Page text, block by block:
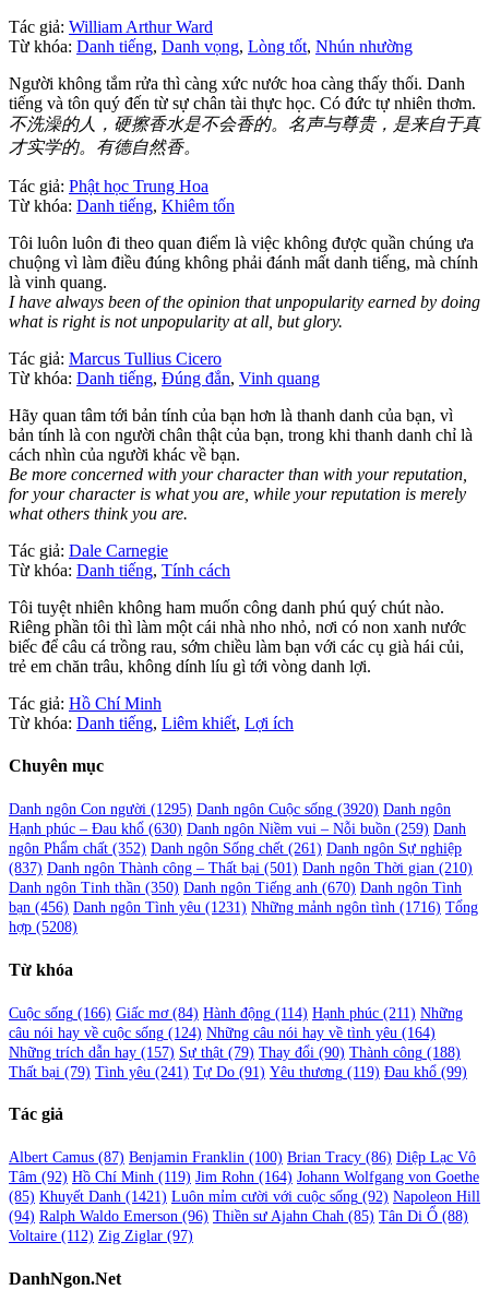
Tác giả: William Arthur Ward
Từ khóa: Danh tiếng, Danh vọng, Lòng tốt, Nhún nhường
Người không tắm rửa thì càng xức nước hoa càng thấy thối. Danh
tiếng và tôn quý đến từ sự chân tài thực học. Có đức tự nhiên thơm.
不洗澡的人，硬擦香水是不会香的。名声与尊贵，是来自于真
才实学的。有德自然香。
Tác giả: Phật học Trung Hoa
Từ khóa: Danh tiếng, Khiêm tốn
Tôi luôn luôn đi theo quan điểm là việc không được quần chúng ưa
chuộng vì làm điều đúng không phải đánh mất danh tiếng, mà chính
là vinh quang.
I have always been of the opinion that unpopularity earned by doing
what is right is not unpopularity at all, but glory.
Tác giả: Marcus Tullius Cicero
Từ khóa: Danh tiếng, Đúng đắn, Vinh quang
Hãy quan tâm tới bản tính của bạn hơn là thanh danh của bạn, vì
bản tính là con người chân thật của bạn, trong khi thanh danh chỉ là
cách nhìn của người khác về bạn.
Be more concerned with your character than with your reputation,
for your character is what you are, while your reputation is merely
what others think you are.
Tác giả: Dale Carnegie
Từ khóa: Danh tiếng, Tính cách
Tôi tuyệt nhiên không ham muốn công danh phú quý chút nào.
Riêng phần tôi thì làm một cái nhà nho nhỏ, nơi có non xanh nước
biếc để câu cá trồng rau, sớm chiều làm bạn với các cụ già hái củi,
trẻ em chăn trâu, không dính líu gì tới vòng danh lợi.
Tác giả: Hồ Chí Minh
Từ khóa: Danh tiếng, Liêm khiết, Lợi ích
Chuyên mục
Danh ngôn Con người (1295) Danh ngôn Cuộc sống (3920) Danh ngôn
Hạnh phúc – Đau khổ (630) Danh ngôn Niềm vui – Nỗi buồn (259) Danh
ngôn Phẩm chất (352) Danh ngôn Sống chết (261) Danh ngôn Sự nghiệp
(837) Danh ngôn Thành công – Thất bại (501) Danh ngôn Thời gian (210)
Danh ngôn Tinh thần (350) Danh ngôn Tiếng anh (670) Danh ngôn Tình
bạn (456) Danh ngôn Tình yêu (1231) Những mảnh ngôn tình (1716) Tổng
hợp (5208)
Từ khóa
Cuộc sống (166) Giấc mơ(84) Hành động (114) Hạnh phúc (211) Những
câu nói hay về cuộc sống (124) Những câu nói hay về tình yêu (164)
Những trích dẫn hay (157) Sự thật (79) Thay đổi (90) Thành công (188)
Thất bại (79) Tình yêu (241) Tự Do (91) Yêu thương (119) Đau khổ (99)
Tác giả
Albert Camus (87) Benjamin Franklin (100) Brian Tracy (86) Diệp Lạc Vô
Tâm (92) Hồ Chí Minh (119) Jim Rohn (164) Johann Wolfgang von Goethe
(85) Khuyết Danh (1421) Luôn mỉm cười với cuộc sống (92) Napoleon Hill
(94) Ralph Waldo Emerson (96) Thiền sư Ajahn Chah (85) Tân Di Ổ (88)
Voltaire (112) Zig Ziglar (97)
DanhNgon.Net